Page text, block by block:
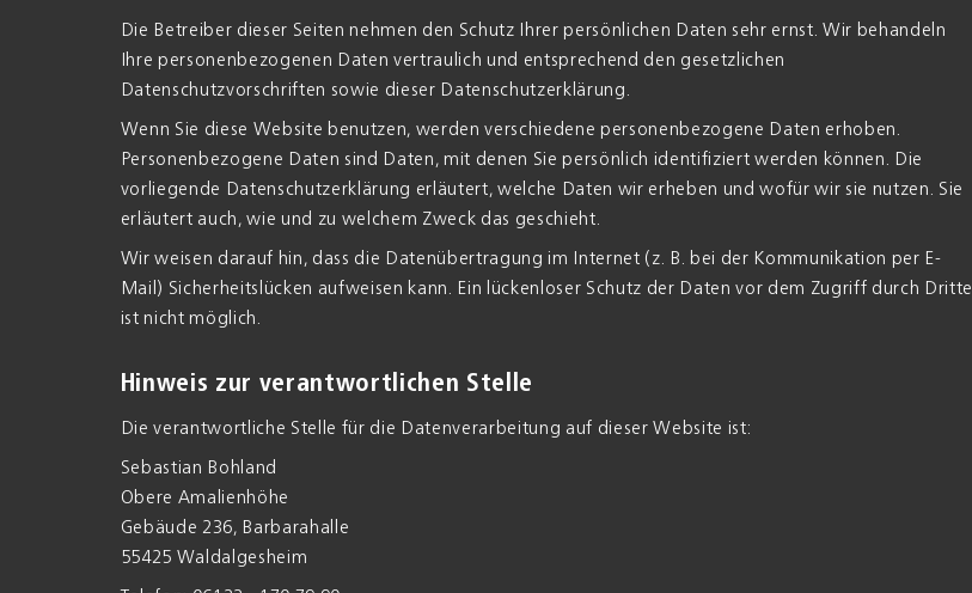
Die Betreiber dieser Seiten nehmen den Schutz Ihrer persönlichen Daten sehr ernst. Wir behandeln
Ihre personenbezogenen Daten vertraulich und entsprechend den gesetzlichen
Datenschutzvorschriften sowie dieser Datenschutzerklärung.
Wenn Sie diese Website benutzen, werden verschiedene personenbezogene Daten erhoben.
Personenbezogene Daten sind Daten, mit denen Sie persönlich identifiziert werden können. Die
vorliegende Datenschutzerklärung erläutert, welche Daten wir erheben und wofür wir sie nutzen. Sie
erläutert auch, wie und zu welchem Zweck das geschieht.
Wir weisen darauf hin, dass die Datenübertragung im Internet (z. B. bei der Kommunikation per E-
Mail) Sicherheitslücken aufweisen kann. Ein lückenloser Schutz der Daten vor dem Zugriff durch Dritte
ist nicht möglich.
Hinweis zur verantwortlichen Stelle
Die verantwortliche Stelle für die Datenverarbeitung auf dieser Website ist:
Sebastian Bohland
Obere Amalienhöhe
Gebäude 236, Barbarahalle
55425 Waldalgesheim